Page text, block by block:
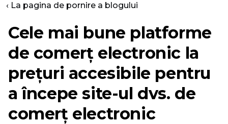
‹ La pagina de pornire a blogului
Cele mai bune platforme
de comerț electronic la
prețuri accesibile pentru
a începe site-ul dvs. de
comerț electronic